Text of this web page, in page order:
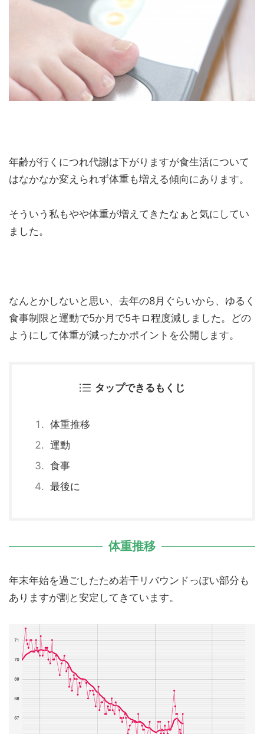
年齢が行くにつれ代謝は下がりますが食生活について
はなかなか変えられず体重も増える傾向にあります。
そういう私もやや体重が増えてきたなぁと気にしてい
ました。
なんとかしないと思い、去年の8月ぐらいから、ゆるく
食事制限と運動で5か月で5キロ程度減しました。どの
ようにして体重が減ったかポイントを公開します。
タップできるもくじ
体重推移
運動
食事
最後に
体重推移
年末年始を過ごしたため若干リバウンドっぽい部分も
ありますが割と安定してきています。